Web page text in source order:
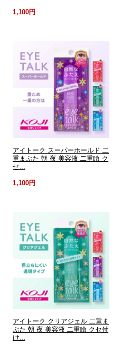
1,100円
アイトーク スーパーホールド 二
重まぶた 朝 夜 美容液 二重瞼 ク
セ...
1,100円
アイトーク クリアジェル 二重ま
ぶた 朝 夜 美容液 二重瞼 クセ付
け...